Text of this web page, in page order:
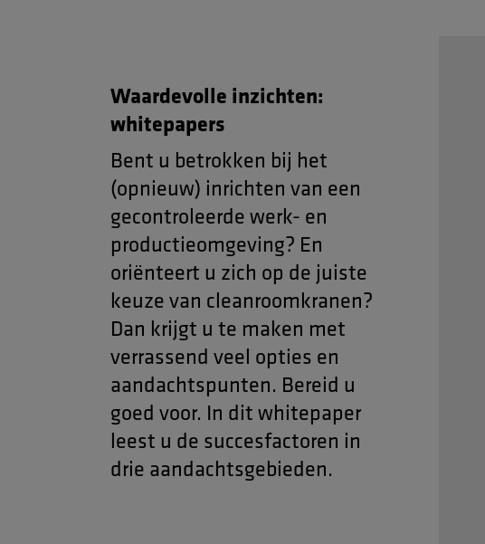
Waardevolle inzichten:
whitepapers
Bent u betrokken bij het
(opnieuw) inrichten van een
gecontroleerde werk- en
productieomgeving? En
oriënteert u zich op de juiste
keuze van cleanroomkranen?
Dan krijgt u te maken met
verrassend veel opties en
aandachtspunten. Bereid u
goed voor. In dit whitepaper
leest u de succesfactoren in
drie aandachtsgebieden.